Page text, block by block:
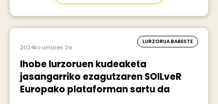
2024ko urriaren 2a
LURZORUA BABESTE
Ihobe lurzoruen kudeaketa
jasangarriko ezagutzaren SOILveR
Europako plataforman sartu da